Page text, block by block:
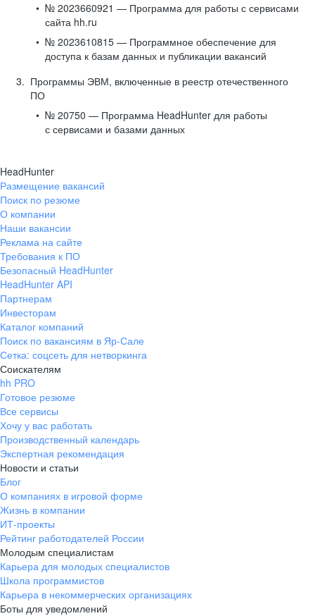
№ 2023660921 — Программа для работы с сервисами
сайта hh.ru
№ 2023610815 — Программное обеспечение для
доступа к базам данных и публикации вакансий
Программы ЭВМ, включенные в реестр отечественного
ПО
№ 20750 — Программа HeadHunter для работы
с сервисами и базами данных
HeadHunter
Размещение вакансий
Поиск по резюме
О компании
Наши вакансии
Реклама на сайте
Требования к ПО
Безопасный HeadHunter
HeadHunter API
Партнерам
Инвесторам
Каталог компаний
Поиск по вакансиям в Яр-Сале
Сетка: соцсеть для нетворкинга
Соискателям
hh PRO
Готовое резюме
Все сервисы
Хочу у вас работать
Производственный календарь
Экспертная рекомендация
Новости и статьи
Блог
О компаниях в игровой форме
Жизнь в компании
ИТ-проекты
Рейтинг работодателей России
Молодым специалистам
Карьера для молодых специалистов
Школа программистов
Карьера в некоммерческих организациях
Боты для уведомлений